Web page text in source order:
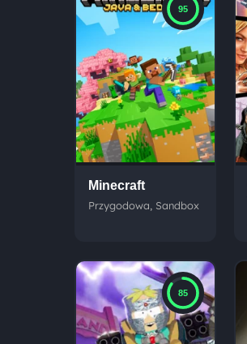
95
Minecraft
Przygodowa, Sandbox
85